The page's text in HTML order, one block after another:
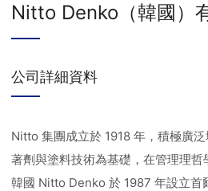
Nitto Denko（韓國）
公司詳細資料
Nitto 集團成立於 1918 年，積極廣
著劑與塗料技術為基礎，在管理理哲
韓國 Nitto Denko 於 1987 年設立首